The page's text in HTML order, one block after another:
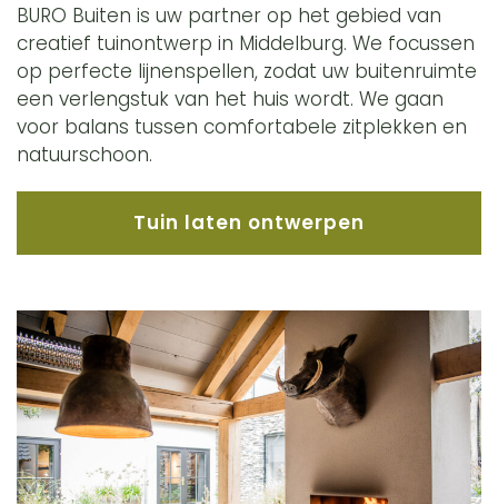
BURO Buiten is uw partner op het gebied van
creatief tuinontwerp in Middelburg. We focussen
op perfecte lijnenspellen, zodat uw buitenruimte
een verlengstuk van het huis wordt. We gaan
voor balans tussen comfortabele zitplekken en
natuurschoon.
Tuin laten ontwerpen